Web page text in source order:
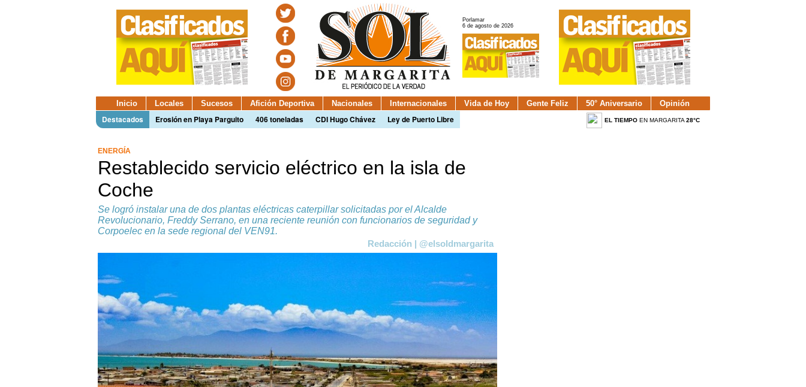
Porlamar
6 de agosto de 2026
Inicio Locales Sucesos Afición Deportiva Nacionales Internacionales Vida de Hoy Gente Feliz 50° Aniversario Opinión
Destacados Erosión en Playa Parguito 406 toneladas CDI Hugo Chávez Ley de Puerto Libre EL TIEMPOEN MARGARITA 28°C
ENERGÍA
Restablecido servicio eléctrico en la isla de
Coche
Se logró instalar una de dos plantas eléctricas caterpillar solicitadas por el Alcalde
Revolucionario, Freddy Serrano, en una reciente reunión con funcionarios de seguridad y
Corpoelec en la sede regional del VEN91.
Redacción | @elsoldmargarita